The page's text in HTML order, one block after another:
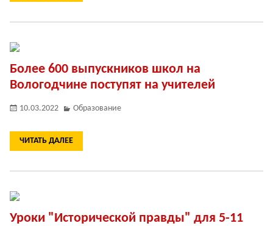
Более 600 выпускников школ на
Вологодчине поступят на учителей
10.03.2022 Образование
ЧИТАТЬ ДАЛЕЕ
Уроки "Исторической правды" для 5-11